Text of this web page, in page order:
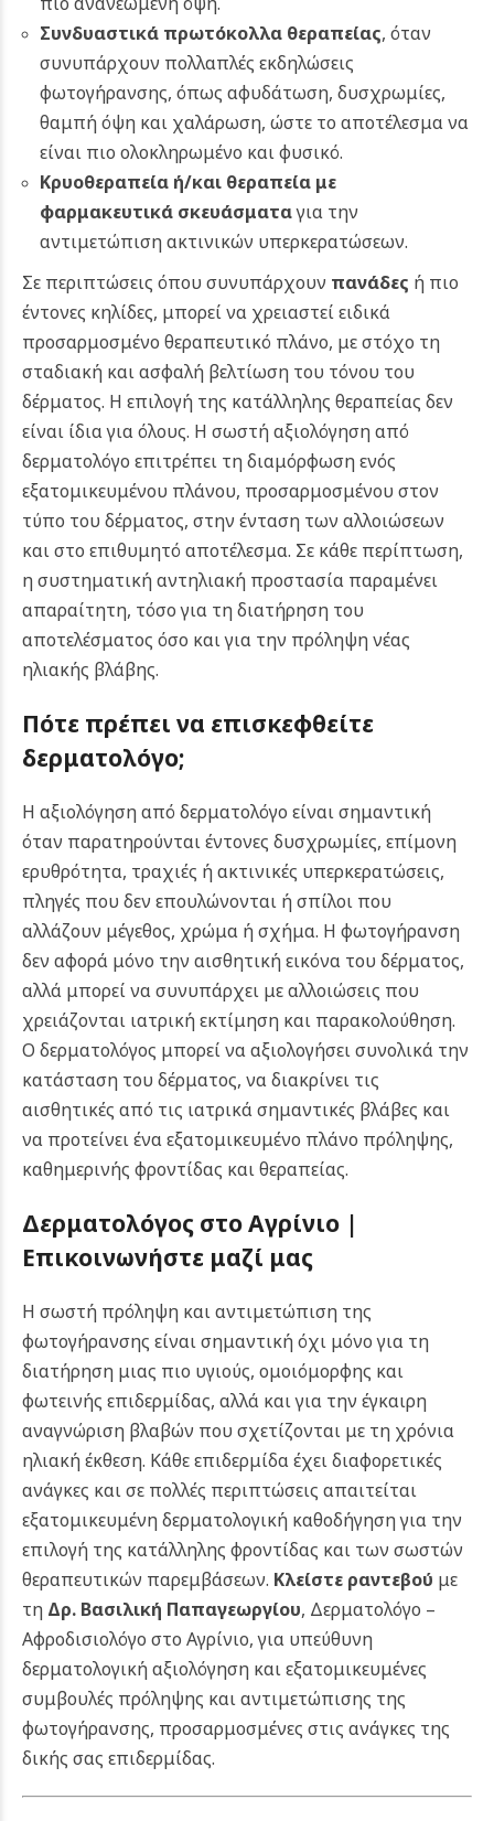
Συνδυαστικά πρωτόκολλα θεραπείας, όταν
συνυπάρχουν πολλαπλές εκδηλώσεις
φωτογήρανσης, όπως αφυδάτωση, δυσχρωμίες,
θαμπή όψη και χαλάρωση, ώστε το αποτέλεσμα να
είναι πιο ολοκληρωμένο και φυσικό.
Κρυοθεραπεία ή/και θεραπεία με
φαρμακευτικά σκευάσματαγια την
αντιμετώπιση ακτινικών υπερκερατώσεων.
Σε περιπτώσεις όπου συνυπάρχουν πανάδες ή πιο
έντονες κηλίδες, μπορεί να χρειαστεί ειδικά
προσαρμοσμένο θεραπευτικό πλάνο, με στόχο τη
σταδιακή και ασφαλή βελτίωση του τόνου του
δέρματος. Η επιλογή της κατάλληλης θεραπείας δεν
είναι ίδια για όλους. Η σωστή αξιολόγηση από
δερματολόγο επιτρέπει τη διαμόρφωση ενός
εξατομικευμένου πλάνου, προσαρμοσμένου στον
τύπο του δέρματος, στην ένταση των αλλοιώσεων
και στο επιθυμητό αποτέλεσμα. Σε κάθε περίπτωση,
η συστηματική αντηλιακή προστασία παραμένει
απαραίτητη, τόσο για τη διατήρηση του
αποτελέσματος όσο και για την πρόληψη νέας
ηλιακής βλάβης.
Πότε πρέπει να επισκεφθείτε
δερματολόγο;
Η αξιολόγηση από δερματολόγο είναι σημαντική
όταν παρατηρούνται έντονες δυσχρωμίες, επίμονη
ερυθρότητα, τραχιές ή ακτινικές υπερκερατώσεις,
πληγές που δεν επουλώνονται ή σπίλοι που
αλλάζουν μέγεθος, χρώμα ή σχήμα. Η φωτογήρανση
δεν αφορά μόνο την αισθητική εικόνα του δέρματος,
αλλά μπορεί να συνυπάρχει με αλλοιώσεις που
χρειάζονται ιατρική εκτίμηση και παρακολούθηση.
Ο δερματολόγος μπορεί να αξιολογήσει συνολικά την
κατάσταση του δέρματος, να διακρίνει τις
αισθητικές από τις ιατρικά σημαντικές βλάβες και
να προτείνει ένα εξατομικευμένο πλάνο πρόληψης,
καθημερινής φροντίδας και θεραπείας.
Δερματολόγος στο Αγρίνιο |
Επικοινωνήστε μαζί μας
Η σωστή πρόληψη και αντιμετώπιση της
φωτογήρανσης είναι σημαντική όχι μόνο για τη
διατήρηση μιας πιο υγιούς, ομοιόμορφης και
φωτεινής επιδερμίδας, αλλά και για την έγκαιρη
αναγνώριση βλαβών που σχετίζονται με τη χρόνια
ηλιακή έκθεση. Κάθε επιδερμίδα έχει διαφορετικές
ανάγκες και σε πολλές περιπτώσεις απαιτείται
εξατομικευμένη δερματολογική καθοδήγηση για την
επιλογή της κατάλληλης φροντίδας και των σωστών
θεραπευτικών παρεμβάσεων. Κλείστε ραντεβού με
τη Δρ. Βασιλική Παπαγεωργίου, Δερματολόγο –
Αφροδισιολόγο στο Αγρίνιο, για υπεύθυνη
δερματολογική αξιολόγηση και εξατομικευμένες
συμβουλές πρόληψης και αντιμετώπισης της
φωτογήρανσης, προσαρμοσμένες στις ανάγκες της
δικής σας επιδερμίδας.